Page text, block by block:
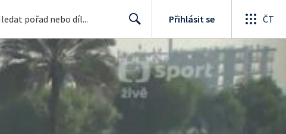
Search
Přihlásit se ČT